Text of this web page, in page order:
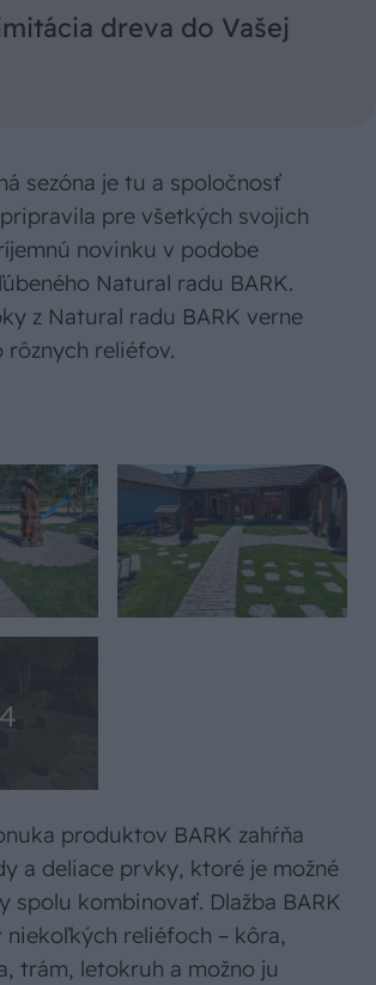
dreva do Vašej
sezóna je tu a spoločnosť
pripravila pre všetkých svojich
novinku v podobe
Natural radu BARK.
z Natural radu BARK verne
reliéfov.
produktov BARK zahŕňa
a deliace prvky, ktoré je možné
spolu kombinovať. Dlažba BARK
niekoľkých reliéfoch – kôra,
trám, letokruh a možno ju